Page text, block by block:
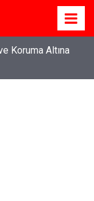
Koruma Altına